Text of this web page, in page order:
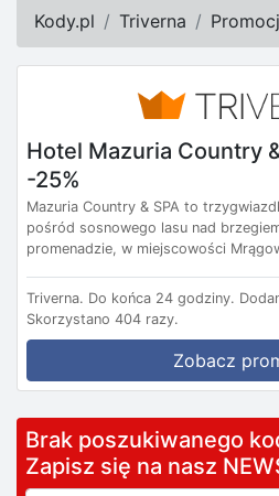
Kody.pl Triverna
Hotel Mazuria Country
-25%
Mazuria Country & SPA to
pośród sosnowego lasu nad
promenadzie, w miejscowości
Triverna. Do końca 24 godziny.
Skorzystano 404 razy.
Zobacz
Brak poszukiwanego
Zapisz się na nasz